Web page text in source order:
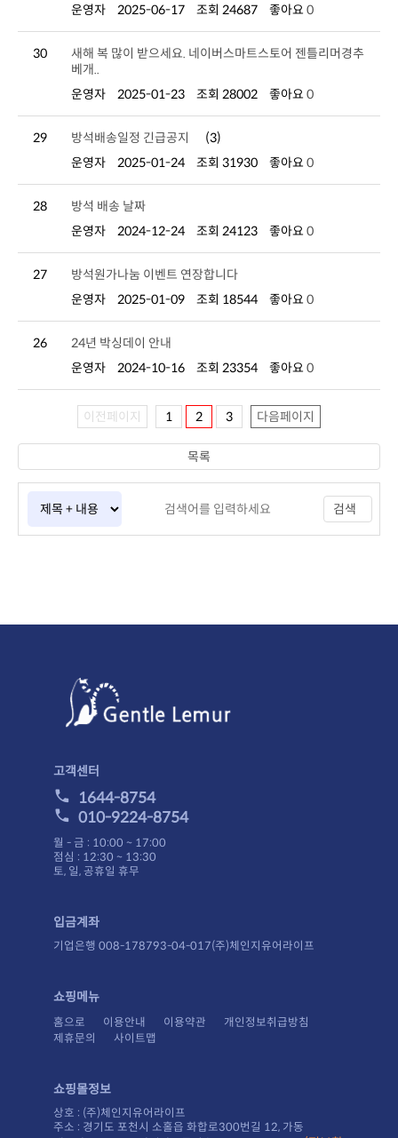
운영자
2025-06-17 조회 24687 좋아요 0
30
베개..
운영자
2025-01-23 조회 28002 좋아요 0
29 방석배송일정 긴급공지
(3)
운영자
2025-01-24 조회 31930 좋아요 0
28
방석 배송 날짜
운영자
2024-12-24 조회 24123 좋아요 0
27
방석원가나눔 이벤트 연장합니다
운영자
2025-01-09 조회 18544 좋아요 0
26
24년 박싱데이 안내
운영자
2024-10-16 조회 23354 좋아요 0
이전페이지 1 2 3 다음페이지
검색
목록
고객센터
1644-8754
010-9224-8754
월 - 금 : 10:00 ~ 17:00
점심 : 12:30 ~ 13:30
토, 일, 공휴일 휴무
입금계좌
기업은행 008-178793-04-017(주)체인지유어라이프
쇼핑메뉴
홈으로 이용안내 이용약관
개인정보취급방침
제휴문의
사이트맵
쇼핑몰정보
상호 : (주)체인지유어라이프
주소 : 경기도 포천시 소홀읍 화합로300번길 12, 가동